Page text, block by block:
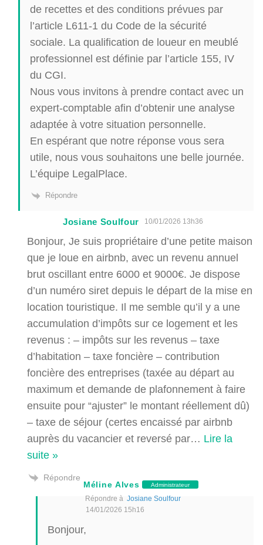
de recettes et des conditions prévues par
l’article L611-1 du Code de la sécurité
sociale. La qualification de loueur en meublé
professionnel est définie par l’article 155, IV
du CGI.
Nous vous invitons à prendre contact avec un
expert-comptable afin d’obtenir une analyse
adaptée à votre situation personnelle.
En espérant que notre réponse vous sera
utile, nous vous souhaitons une belle journée.
L’équipe LegalPlace.
Répondre
Josiane Soulfour 10/01/2026 13h36
Bonjour, Je suis propriétaire d’une petite maison
que je loue en airbnb, avec un revenu annuel
brut oscillant entre 6000 et 9000€. Je dispose
d’un numéro siret depuis le départ de la mise en
location touristique. Il me semble qu’il y a une
accumulation d’impôts sur ce logement et les
revenus : – impôts sur les revenus – taxe
d’habitation – taxe foncière – contribution
foncière des entreprises (taxée au départ au
maximum et demande de plafonnement à faire
ensuite pour “ajuster” le montant réellement dû)
– taxe de séjour (certes encaissé par airbnb
auprès du vacancier et reversé par… Lire la
suite »
Répondre
Méline Alves Administrateur
Répondre à Josiane Soulfour
14/01/2026 15h16
Bonjour,